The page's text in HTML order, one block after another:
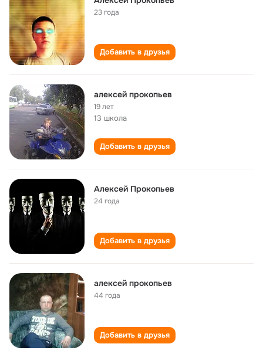
23 года
Добавить в друзья
алексей прокопьев
19 лет
13 школа
Добавить в друзья
Алексей Прокопьев
24 года
Добавить в друзья
алексей прокопьев
44 года
Добавить в друзья